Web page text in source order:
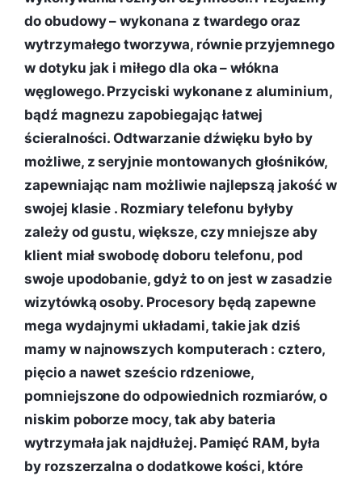
do obudowy – wykonana z twardego oraz
wytrzymałego tworzywa, równie przyjemnego
w dotyku jak i miłego dla oka – włókna
węglowego. Przyciski wykonane z aluminium,
bądź magnezu zapobiegając łatwej
ścieralności. Odtwarzanie dźwięku było by
możliwe, z seryjnie montowanych głośników,
zapewniając nam możliwie najlepszą jakość w
swojej klasie . Rozmiary telefonu byłyby
zależy od gustu, większe, czy mniejsze aby
klient miał swobodę doboru telefonu, pod
swoje upodobanie, gdyż to on jest w zasadzie
wizytówką osoby. Procesory będą zapewne
mega wydajnymi układami, takie jak dziś
mamy w najnowszych komputerach : cztero,
pięcio a nawet sześcio rdzeniowe,
pomniejszone do odpowiednich rozmiarów, o
niskim poborze mocy, tak aby bateria
wytrzymała jak najdłużej. Pamięć RAM, była
by rozszerzalna o dodatkowe kości, które